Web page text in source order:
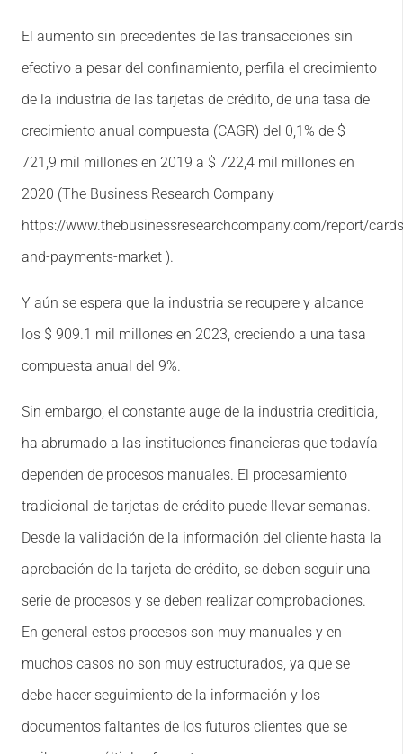
El aumento sin precedentes de las transacciones sin
efectivo a pesar del confinamiento, perfila el crecimiento
de la industria de las tarjetas de crédito, de una tasa de
crecimiento anual compuesta (CAGR) del 0,1% de $
721,9 mil millones en 2019 a $ 722,4 mil millones en
2020 (The Business Research Company
https://www.thebusinessresearchcompany.com/report/
and-payments-market ).
Y aún se espera que la industria se recupere y alcance
los $ 909.1 mil millones en 2023, creciendo a una tasa
compuesta anual del 9%.
Sin embargo, el constante auge de la industria crediticia,
ha abrumado a las instituciones financieras que todavía
dependen de procesos manuales. El procesamiento
tradicional de tarjetas de crédito puede llevar semanas.
Desde la validación de la información del cliente hasta la
aprobación de la tarjeta de crédito, se deben seguir una
serie de procesos y se deben realizar comprobaciones.
En general estos procesos son muy manuales y en
muchos casos no son muy estructurados, ya que se
debe hacer seguimiento de la información y los
documentos faltantes de los futuros clientes que se